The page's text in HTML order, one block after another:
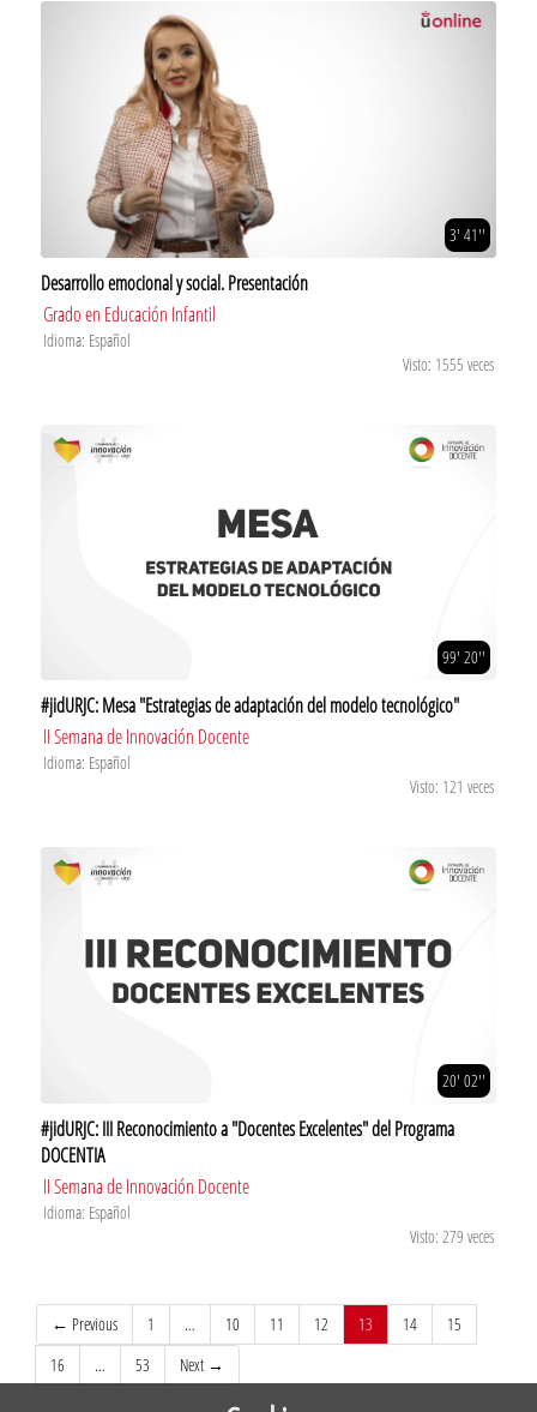
3' 41''
Desarrollo emocional y social. Presentación
Grado en Educación Infantil
Idioma: Español
Visto: 1555 veces
99' 20''
#jidURJC: Mesa "Estrategias de adaptación del modelo tecnológico"
II Semana de Innovación Docente
Idioma: Español
Visto: 121 veces
20' 02''
#jidURJC: III Reconocimiento a "Docentes Excelentes" del Programa
DOCENTIA
II Semana de Innovación Docente
Idioma: Español
Visto: 279 veces
← Previous 1 … 10 11 12 13 (current)
14
15
16
… 53 Next →